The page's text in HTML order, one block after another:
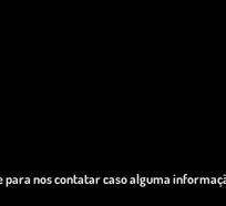
para nos contatar caso alguma